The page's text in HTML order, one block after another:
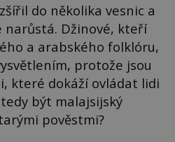
do několika vesnic a
Džinové, kteří
a arabského folklóru,
protože jsou
které dokáží ovládat lidi
být malajsijský
pověstmi?